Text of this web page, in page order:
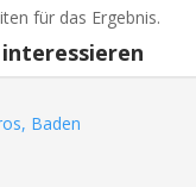
für das Ergebnis.
Baden